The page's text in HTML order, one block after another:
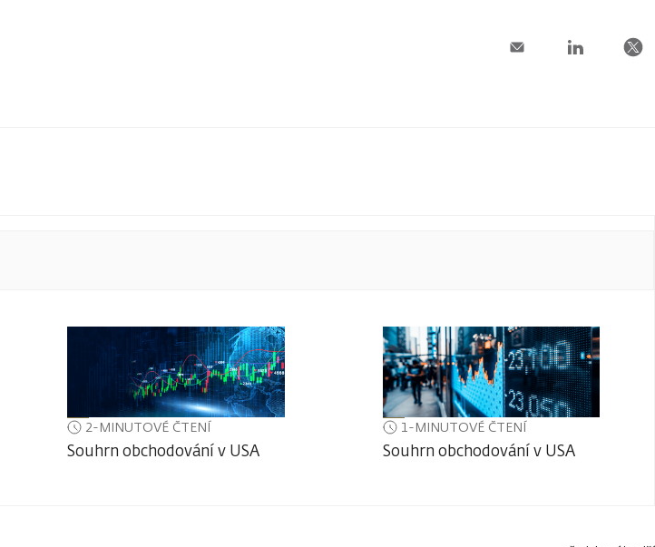
2-MINUTOVÉ ČTENÍ
Souhrn obchodování v USA
1-MINUTOVÉ ČTENÍ
Souhrn obchodování v USA